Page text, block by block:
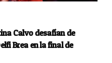
Calvo desafían de
Brea en la final de